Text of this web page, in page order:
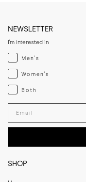
SHOP
NEWSLETTER
I'm interested in
Menswear
Men's
Womenswear
Women's
Both
Both
Enter your email adress